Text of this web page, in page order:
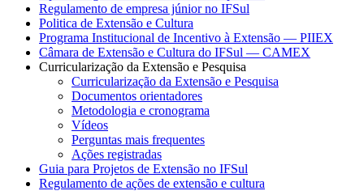
Regulamento de empresa júnior no IFSul
Politica de Extensão e Cultura
Programa Institucional de Incentivo à Extensão — PIIEX
Câmara de Extensão e Cultura do IFSul — CAMEX
Curricularização da Extensão e Pesquisa
Curricularização da Extensão e Pesquisa
Documentos orientadores
Metodologia e cronograma
Vídeos
Perguntas mais frequentes
Ações registradas
Guia para Projetos de Extensão no IFSul
Regulamento de ações de extensão e cultura